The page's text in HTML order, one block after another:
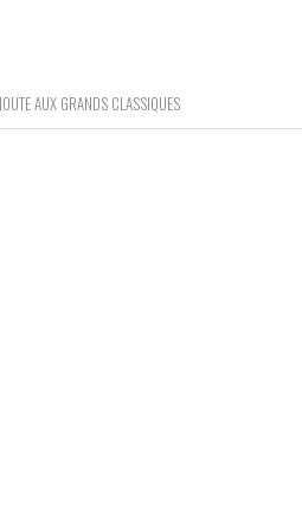
AUX GRANDS CLASSIQUES